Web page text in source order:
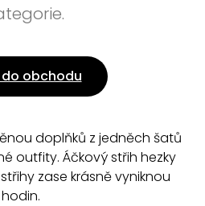
obchodu
doplňků z jedněch šatů
outfity. Áčkový střih hezky
zase krásně vyniknou